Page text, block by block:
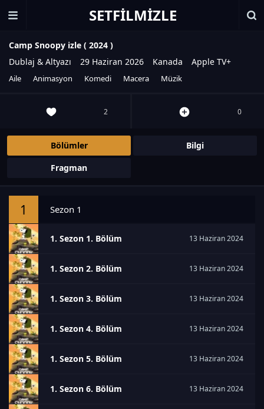
SETFILMIZLE
Camp Snoopy izle ( 2024 )
Dublaj & Altyazı
29 Haziran 2026 Kanada Apple TV+
Aile Animasyon Komedi Macera Müzik
2 0
Bölümler
Bilgi
Fragman
1 Sezon 1
1. Sezon 1. Bölüm 13 Haziran 2024
1. Sezon 2. Bölüm 13 Haziran 2024
1. Sezon 3. Bölüm 13 Haziran 2024
1. Sezon 4. Bölüm 13 Haziran 2024
1. Sezon 5. Bölüm 13 Haziran 2024
1. Sezon 6. Bölüm 13 Haziran 2024